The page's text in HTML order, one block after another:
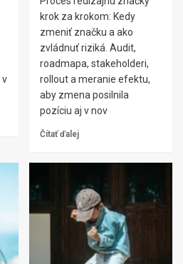
v
krok za krokom: Kedy
zmeniť značku a ako
zvládnuť riziká. Audit,
roadmapa, stakeholderi,
rollout a meranie efektu,
aby zmena posilnila
pozíciu aj v nov
Čítať ďalej